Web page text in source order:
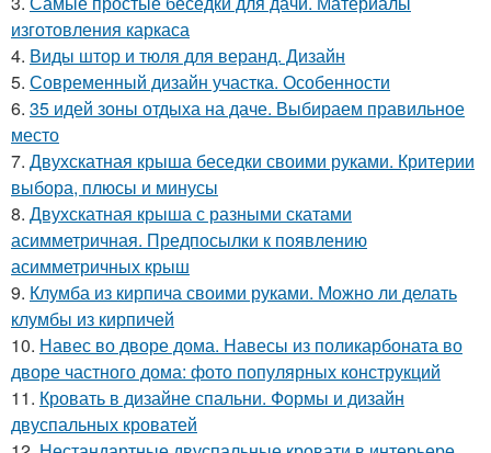
изготовления каркаса
4. Виды штор и тюля для веранд. Дизайн
5. Современный дизайн участка. Особенности
6. 35 идей зоны отдыха на даче. Выбираем правильное
место
7. Двухскатная крыша беседки своими руками. Критерии
выбора, плюсы и минусы
8. Двухскатная крыша с разными скатами
асимметричная. Предпосылки к появлению
асимметричных крыш
9. Клумба из кирпича своими руками. Можно ли делать
клумбы из кирпичей
10. Навес во дворе дома. Навесы из поликарбоната во
дворе частного дома: фото популярных конструкций
11. Кровать в дизайне спальни. Формы и дизайн
двуспальных кроватей